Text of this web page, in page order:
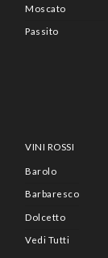
Moscato
Passito
VINI ROSSI
Barolo
Barbaresco
Dolcetto
Vedi Tutti